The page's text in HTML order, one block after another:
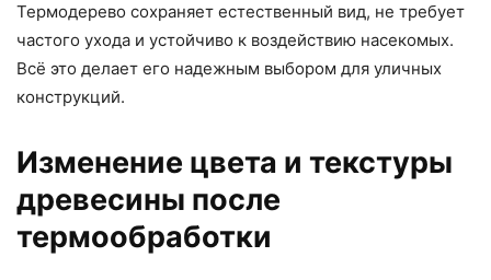
Термодерево сохраняет естественный вид, не требует
частого ухода и устойчиво к воздействию насекомых.
Всё это делает его надежным выбором для уличных
конструкций.
Изменение цвета и текстуры
древесины после
термообработки